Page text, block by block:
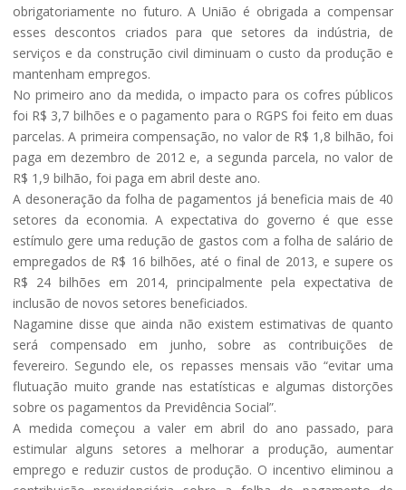
obrigatoriamente no futuro. A União é obrigada a compensar
esses descontos criados para que setores da indústria, de
serviços e da construção civil diminuam o custo da produção e
mantenham empregos.
No primeiro ano da medida, o impacto para os cofres públicos
foi R$ 3,7 bilhões e o pagamento para o RGPS foi feito em duas
parcelas. A primeira compensação, no valor de R$ 1,8 bilhão, foi
paga em dezembro de 2012 e, a segunda parcela, no valor de
R$ 1,9 bilhão, foi paga em abril deste ano.
A desoneração da folha de pagamentos já beneficia mais de 40
setores da economia. A expectativa do governo é que esse
estímulo gere uma redução de gastos com a folha de salário de
empregados de R$ 16 bilhões, até o final de 2013, e supere os
R$ 24 bilhões em 2014, principalmente pela expectativa de
inclusão de novos setores beneficiados.
Nagamine disse que ainda não existem estimativas de quanto
será compensado em junho, sobre as contribuições de
fevereiro. Segundo ele, os repasses mensais vão “evitar uma
flutuação muito grande nas estatísticas e algumas distorções
sobre os pagamentos da Previdência Social”.
A medida começou a valer em abril do ano passado, para
estimular alguns setores a melhorar a produção, aumentar
emprego e reduzir custos de produção. O incentivo eliminou a